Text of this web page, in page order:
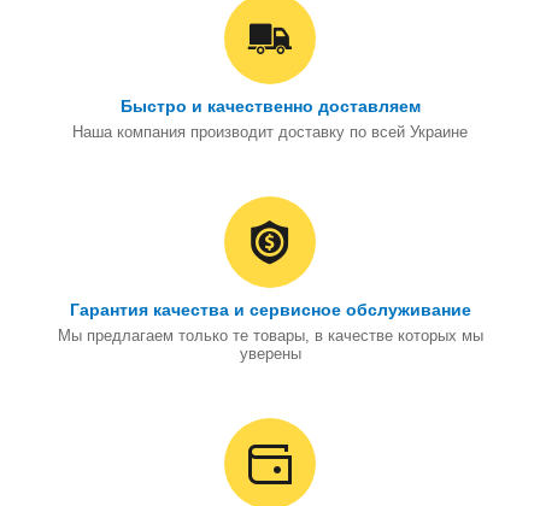
Быстро и качественно доставляем
Наша компания производит доставку по всей Украине
Гарантия качества и сервисное обслуживание
Мы предлагаем только те товары, в качестве которых мы
уверены